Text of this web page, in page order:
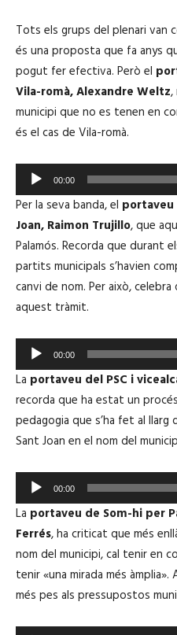
Tots els grups del plenari van
és una proposta que fa anys
pogut fer efectiva. Però el
Vila-romà, Alexandre Weltz,
municipi que no es tenen en
és el cas de Vila-romà.
e
p
r
o
d
u
c
t
r
d
'
à
i
o
00:00
Per la seva banda, el portaveu
Joan, Raimon Trujillo, que
Palamós. Recorda que durant
partits municipals s’havien
canvi de nom. Per això,
aquest tràmit.
e
p
r
o
d
u
t
o
r
d
'
00:00
La portaveu del PSC i
recorda que ha estat un
pedagogia que s’ha fet al
Sant Joan en el nom del
e
p
r
o
d
u
c
00:00
La portaveu de Som-hi per
Ferrés, ha criticat que més
nom del municipi, cal tenir en
tenir «una mirada més àmplia».
més pes als pressupostos